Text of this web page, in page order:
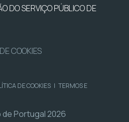
DO SERVIÇO PÚBLICO DE
COOKIES
DE COOKIES | TERMOS E
de Portugal 2026